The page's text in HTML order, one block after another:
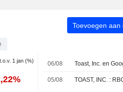
Toevoegen aan
1 jan (%) 06/08
05/08